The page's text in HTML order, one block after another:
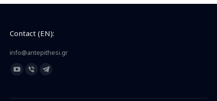
Contact (EN):
info@antepithesi.gr
Find us on:
YouTubeViberTelegram